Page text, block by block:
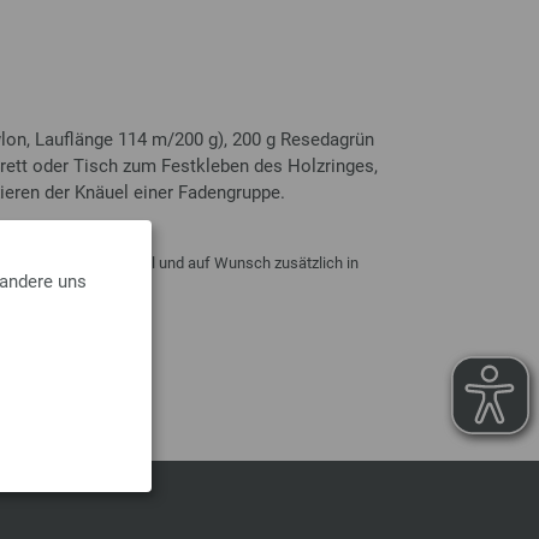
uns
Lauflänge 114 m/200 g), 200 g Resedagrün
oder Tisch zum Festkleben des Holzringes,
der Knäuel einer Fadengruppe.
per E-Mail und auf Wunsch zusätzlich in